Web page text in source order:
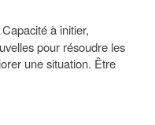
Capacité à initier,
pour résoudre les
une situation. Être